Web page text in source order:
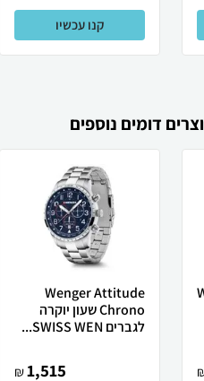
קנו עכשיו
דומים נוספים
Wenger Attitude
Chrono שעון יוקרה
לגברים SWISS WEN...
1,515
₪